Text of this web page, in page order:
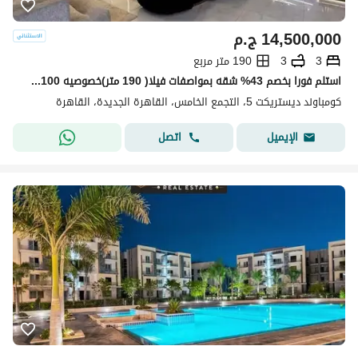
ج.م14,500,000
3
3
190 متر مربع
استلم فورا بخصم 43% شقه بمواصفات فيلا( 190 متر)خصوصيه 100% للبيع في ديستريكت 5 - District 5 التجمع الخامس دقائق من ميفيدا وهايد بارك وماونتن فيو
كومباوند ديستريكت 5، التجمع الخامس، القاهرة الجديدة، القاهرة
الإيميل
اتصل